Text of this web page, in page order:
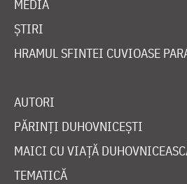
MEDIA
ȘTIRI
HRAMUL SFINTEI CUVIOASE
AUTORI
PĂRINȚI DUHOVNICEȘTI
MAICI CU VIAȚĂ
TEMATICĂ